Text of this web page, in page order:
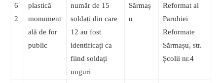
6
2
plastică
monument
ală de for
public
număr de 15
soldați din care
12 au fost
identificați ca
fiind soldați
unguri
Sărmaș
u
Reformat al
Parohiei
Reformate
Sărmașu, str.
Școlii nr.4